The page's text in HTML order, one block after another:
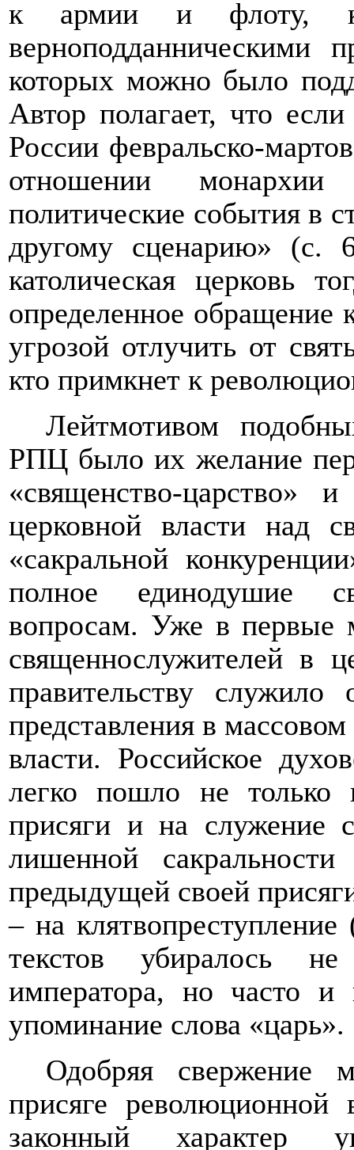
к армии и флоту, к
которых можно было
Автор полагает, что
России февральско-
отношении
политические события в
другому сценарию» (с.
католическая церковь
определенное обращение
угрозой отлучить от
кто примкнет к
Лейтмотивом
РПЦ было их желание
«священство-царство»
церковной власти над
«сакральной
полное единодушие
вопросам. Уже в первые
священнослужителей в
правительству
представления в
власти. Российское
легко пошло не только
присяги и на служение
лишенной
предыдущей своей
– на
текстов убиралось
императора, но часто
упоминание слова «царь».
Одобряя свержение
присяге революционной
законный характер